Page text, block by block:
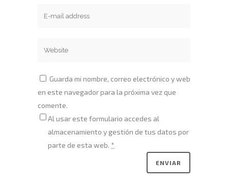
Guarda mi nombre, correo electrónico y web
en este navegador para la próxima vez que
comente.
Al usar este formulario accedes al
almacenamiento y gestión de tus datos por
parte de esta web. *